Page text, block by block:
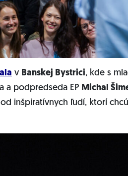
v Banskej Bystrici, kde s
a podpredseda EP Michal
inšpiratívnych ľudí, ktorí